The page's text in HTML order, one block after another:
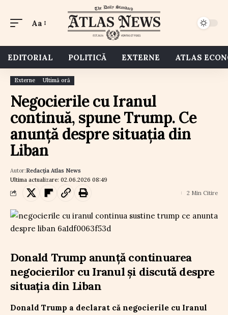
Aa
EDITORIAL POLITICĂ EXTERNE ATLAS
Externe Ultimă oră
Negocierile cu Iranul
continuă, spune Trump. Ce
anunță despre situația din
Liban
Ultima actualizare: 02.06.2026 08:49
Autor:Redacția Atlas News
2 Min Citire
Donald Trump anunță continuarea
negocierilor cu Iranul și discută despre
situația din Liban
Donald Trump a declarat că negocierile cu Iranul